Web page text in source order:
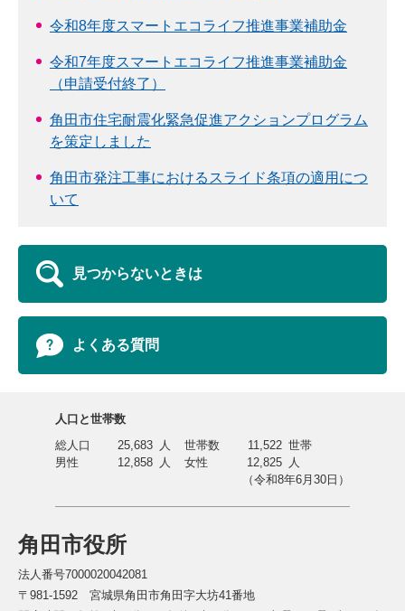
令和8年度スマートエコライフ推進事業補助金
令和7年度スマートエコライフ推進事業補助金
（申請受付終了）
角田市住宅耐震化緊急促進アクションプログラム
を策定しました
角田市発注工事におけるスライド条項の適用につ
いて
見つからないときは
よくある質問
角田市役所
法人番号7000020042081
〒981-1592 宮城県角田市角田字大坊41番地
人口と世帯数
総人口
25,683 人 世帯数 11,522 世帯
男性
12,858 人 女性 12,825
人
（令和8年6月30日）